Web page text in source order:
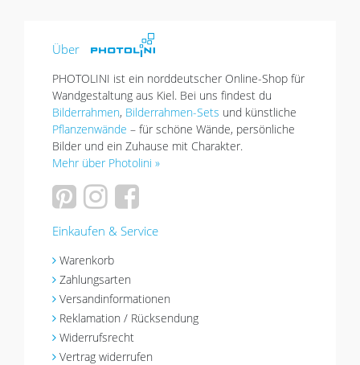
Über
PHOTOLINI ist ein norddeutscher Online-Shop für
Wandgestaltung aus Kiel. Bei uns findest du
Bilderrahmen, Bilderrahmen-Sets und künstliche
Pflanzenwände – für schöne Wände, persönliche
Bilder und ein Zuhause mit Charakter.
Mehr über Photolini »
Einkaufen & Service
Warenkorb
Zahlungsarten
Versandinformationen
Reklamation / Rücksendung
Widerrufsrecht
Vertrag widerrufen